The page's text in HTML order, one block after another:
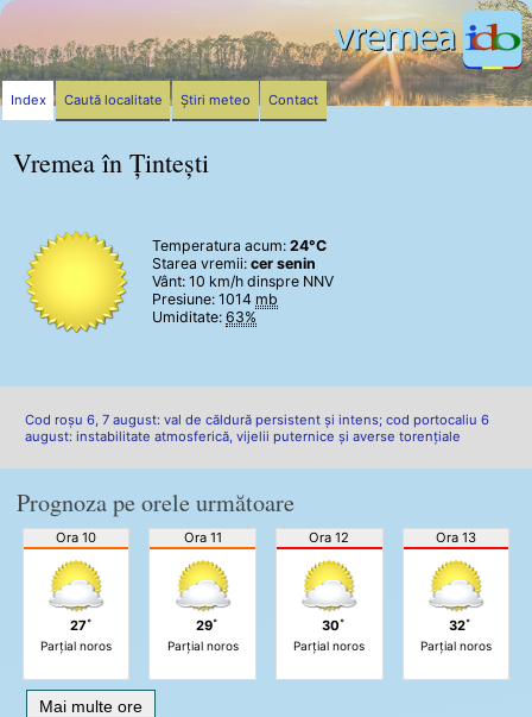
Vremea în Țintești
Temperatura acum: 24°C
Starea vremii: cer senin
Vânt: 10 km/h dinspre NNV
Presiune: 1014 mb
Umiditate: 63%
Cod roșu 6, 7 august: val de căldură persistent și intens; cod portocaliu 6
august: instabilitate atmosferică, vijelii puternice și averse torențiale
Prognoza pe orele următoare
Ora 10
27˚
Parțial noros
Ora 11
29˚
Parțial noros
Ora 12
30˚
Parțial noros
Ora 13
32˚
Parțial noros
Mai multe ore
Index Caută localitate Știri meteo Contact